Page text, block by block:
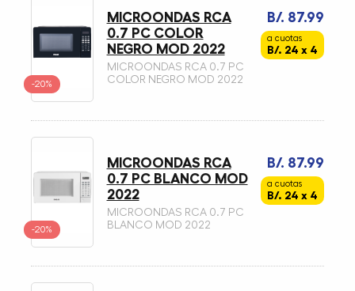
-20%
B/. 87.99
a cuotas
B/. 24 x 4
MICROONDAS RCA
0.7 PC COLOR
NEGRO MOD 2022
MICROONDAS RCA 0.7 PC
COLOR NEGRO MOD 2022
-20%
B/. 87.99
a cuotas
B/. 24 x 4
MICROONDAS RCA
0.7 PC BLANCO MOD
2022
MICROONDAS RCA 0.7 PC
BLANCO MOD 2022